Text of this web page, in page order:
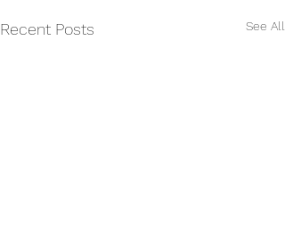
Recent Posts See All